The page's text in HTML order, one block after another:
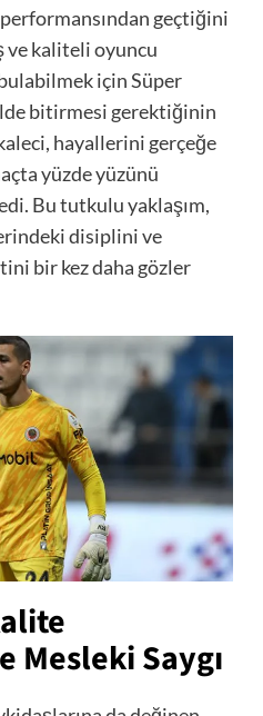
geçtiğini
ve kaliteli oyuncu
için Süper
bitirmesi gerektiğinin
hayallerini gerçeğe
yüzde yüzünü
Bu tutkulu yaklaşım,
disiplini ve
bir kez daha gözler
Mesleki Saygı